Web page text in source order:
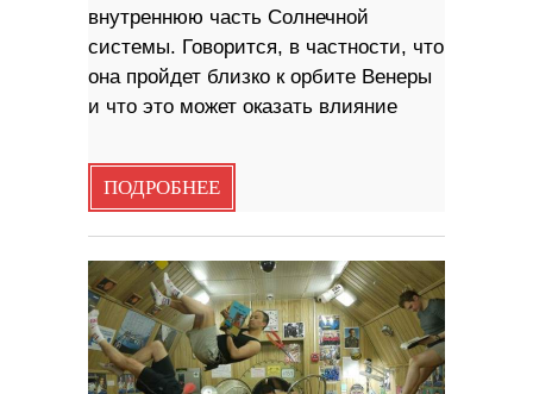
внутреннюю часть Солнечной
системы. Говорится, в частности, что
она пройдет близко к орбите Венеры
и что это может оказать влияние
ПОДРОБНЕЕ